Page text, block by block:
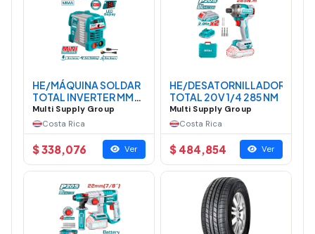
HE/MÁQUINA SOLDAR
TOTAL INVERTER MMA
MINI 130A
Multi Supply Group
Costa Rica
$ 338,076 Ver
HE/DESATORNILLADOR
TOTAL 20V 1/4 285 NM
Multi Supply Group
Costa Rica
$ 484,854 Ver